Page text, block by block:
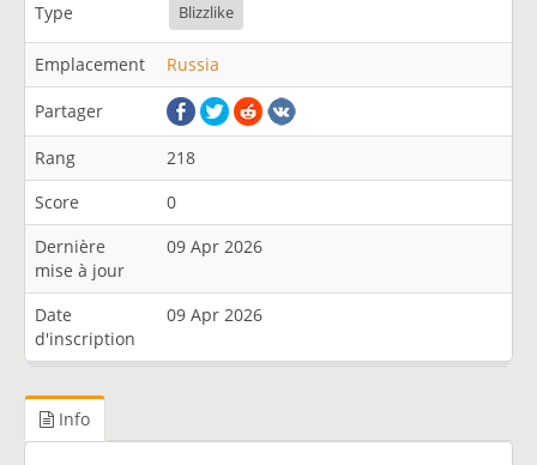
Type Blizzlike
Emplacement Russia
Partager
Rang
218
Score
0
Dernière
mise à jour
09 Apr 2026
Date
d'inscription
09 Apr 2026
Info